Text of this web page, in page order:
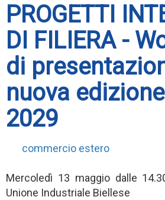
PROGETTI
DI FILIERA -
di
nuova
2029
commercio estero
Mercoledì 13 maggio dalle
Unione Industriale Biellese